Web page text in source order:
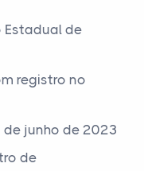
Estadual de
registro no
de junho de 2023
de